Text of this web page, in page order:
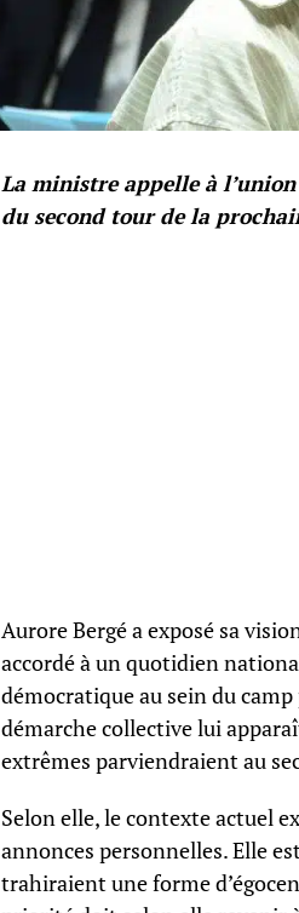
La ministre appelle à
du second tour de la
Aurore Bergé a exposé sa
accordé à un quotidien
démocratique au sein du
démarche collective lui
extrêmes parviendraient au
Selon elle, le contexte actuel
annonces personnelles. Elle
trahiraient une forme